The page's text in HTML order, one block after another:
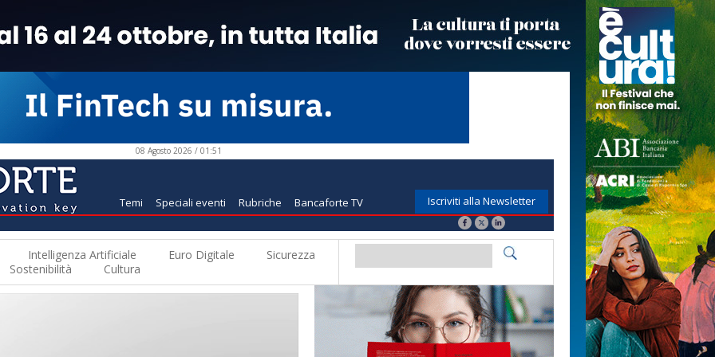
08 Agosto 2026 / 01:51
Temi Speciali eventi Rubriche Bancaforte TV Iscriviti alla Newsletter
Intelligenza Artificiale Euro Digitale
Sicurezza
Sostenibilità
Cultura